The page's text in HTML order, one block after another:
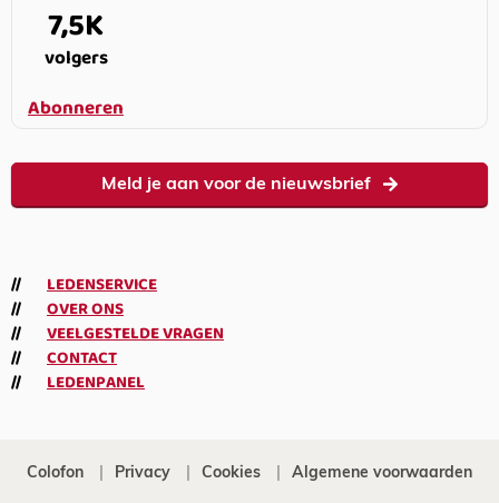
7,5K
volgers
Abonneren
Meld je aan voor de nieuwsbrief
LEDENSERVICE
OVER ONS
VEELGESTELDE VRAGEN
CONTACT
LEDENPANEL
Colofon Privacy Cookies Algemene voorwaarden